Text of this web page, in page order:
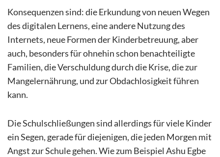
Konsequenzen sind: die Erkundung von neuen Wegen
des digitalen Lernens, eine andere Nutzung des
Internets, neue Formen der Kinderbetreuung, aber
auch, besonders für ohnehin schon benachteiligte
Familien, die Verschuldung durch die Krise, die zur
Mangelernährung, und zur Obdachlosigkeit führen
kann.
Die Schulschließungen sind allerdings für viele Kinder
ein Segen, gerade für diejenigen, die jeden Morgen mit
Angst zur Schule gehen. Wie zum Beispiel Ashu Egbe